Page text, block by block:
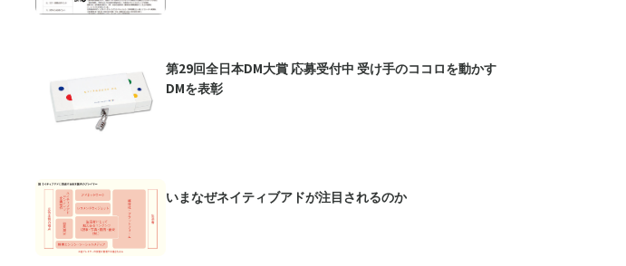
第29回全日本DM大賞 応募受付中 受け手のココロを動かす
DMを表彰
いまなぜネイティブアドが注目されるのか